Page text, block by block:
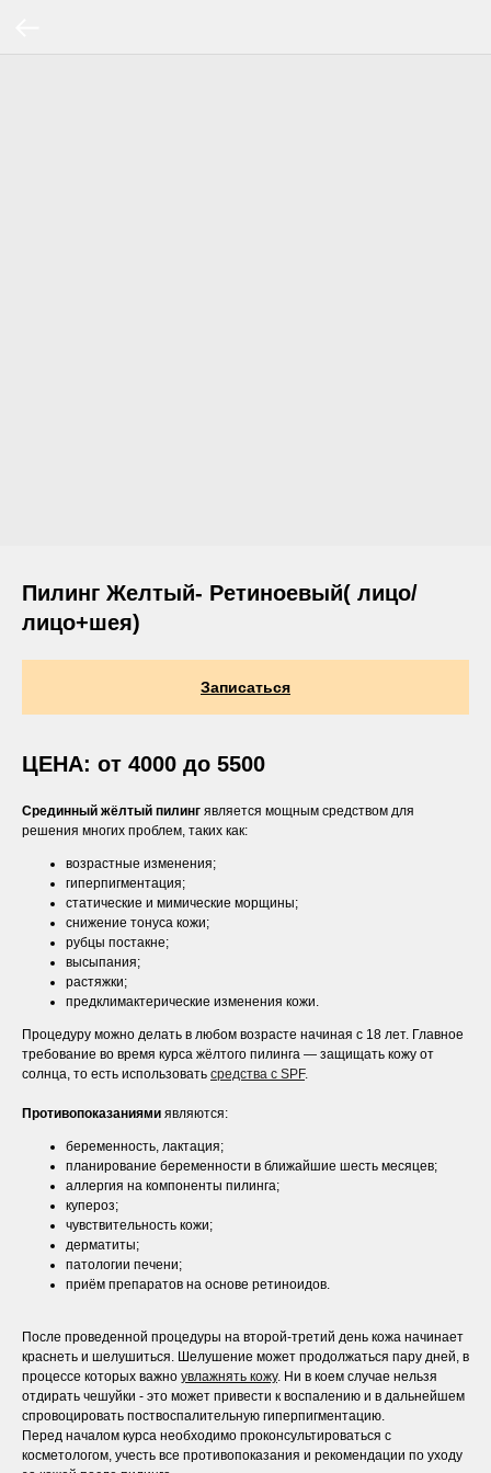
Пилинг Желтый- Ретиноевый( лицо/
лицо+шея)
Записаться
ЦЕНА: от 4000 до 5500
Срединный жёлтый пилинг является мощным средством для
решения многих проблем, таких как:
возрастные изменения;
гиперпигментация;
статические и мимические морщины;
снижение тонуса кожи;
рубцы постакне;
высыпания;
растяжки;
предклимактерические изменения кожи.
Процедуру можно делать в любом возрасте начиная с 18 лет. Главное
требование во время курса жёлтого пилинга — защищать кожу от
солнца, то есть использовать средства с SPF.
Противопоказаниями являются:
беременность, лактация;
планирование беременности в ближайшие шесть месяцев;
аллергия на компоненты пилинга;
купероз;
чувствительность кожи;
дерматиты;
патологии печени;
приём препаратов на основе ретиноидов.
После проведенной процедуры на второй-третий день кожа начинает
краснеть и шелушиться. Шелушение может продолжаться пару дней, в
процессе которых важно увлажнять кожу. Ни в коем случае нельзя
отдирать чешуйки - это может привести к воспалению и в дальнейшем
спровоцировать поствоспалительную гиперпигментацию.
Перед началом курса необходимо проконсультироваться с
косметологом, учесть все противопоказания и рекомендации по уходу